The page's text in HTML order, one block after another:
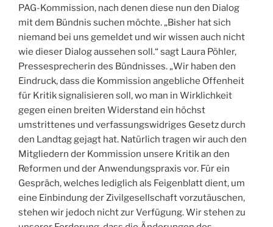
PAG-Kommission, nach denen diese nun den Dialog
mit dem Bündnis suchen möchte. „Bisher hat sich
niemand bei uns gemeldet und wir wissen auch nicht
wie dieser Dialog aussehen soll.“ sagt Laura Pöhler,
Pressesprecherin des Bündnisses. „Wir haben den
Eindruck, dass die Kommission angebliche Offenheit
für Kritik signalisieren soll, wo man in Wirklichkeit
gegen einen breiten Widerstand ein höchst
umstrittenes und verfassungswidriges Gesetz durch
den Landtag gejagt hat. Natürlich tragen wir auch den
Mitgliedern der Kommission unsere Kritik an den
Reformen und der Anwendungspraxis vor. Für ein
Gespräch, welches lediglich als Feigenblatt dient, um
eine Einbindung der Zivilgesellschaft vorzutäuschen,
stehen wir jedoch nicht zur Verfügung. Wir stehen zu